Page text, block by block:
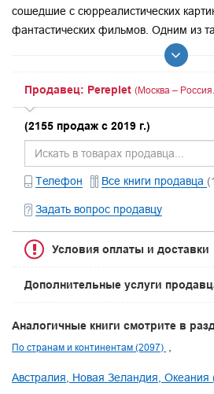
сошедшие с сюрреалистических
фантастических фильмов. Одним из
Продавец: Pereplet (Москва –
(2155 продаж с 2019 г.)
Телефон Все книги продавца
Задать вопрос продавцу
Условия оплаты и доставки
Дополнительные услуги
Аналогичные книги смотрите в
По странам и континентам (2097)
Австралия, Новая Зеландия, Океания